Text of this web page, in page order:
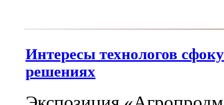
Интересы технологов
решениях